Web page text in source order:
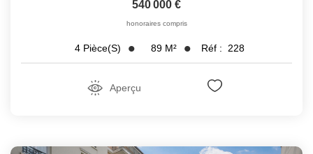
540 000 €
honoraires compris
4 Pièce(s) 89 M² Réf : 228
Aperçu